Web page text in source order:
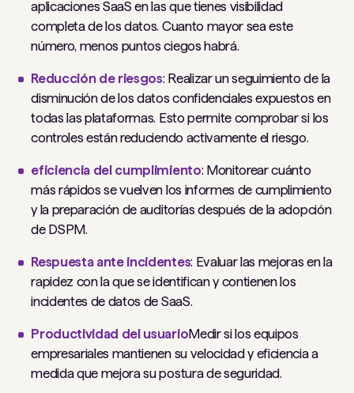
aplicaciones SaaS en las que tienes visibilidad
completa de los datos. Cuanto mayor sea este
número, menos puntos ciegos habrá.
Reducción de riesgos: Realizar un seguimiento de la
disminución de los datos confidenciales expuestos en
todas las plataformas. Esto permite comprobar si los
controles están reduciendo activamente el riesgo.
eficiencia del cumplimiento: Monitorear cuánto
más rápidos se vuelven los informes de cumplimiento
y la preparación de auditorías después de la adopción
de DSPM.
Respuesta ante incidentes: Evaluar las mejoras en la
rapidez con la que se identifican y contienen los
incidentes de datos de SaaS.
Productividad del usuarioMedir si los equipos
empresariales mantienen su velocidad y eficiencia a
medida que mejora su postura de seguridad.